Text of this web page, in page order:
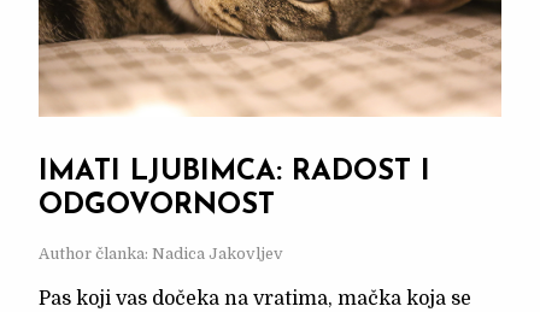
IMATI LJUBIMCA: RADOST I
ODGOVORNOST
Author članka: Nadica Jakovljev
Pas koji vas dočeka na vratima, mačka koja se